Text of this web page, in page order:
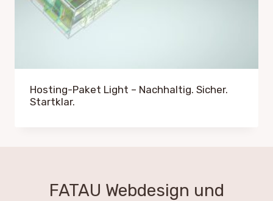
Hosting-Paket Light – Nachhaltig. Sicher.
Startklar.
FATAU Webdesign und